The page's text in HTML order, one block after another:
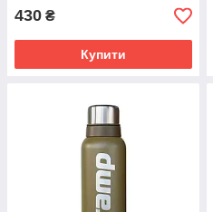
430 ₴
Купити